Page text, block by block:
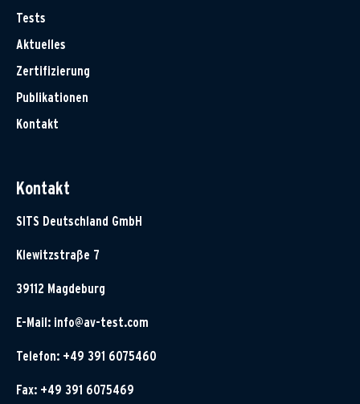
Tests
Aktuelles
Zertifizierung
Publikationen
Kontakt
Kontakt
SITS Deutschland GmbH
Klewitzstraße 7
39112 Magdeburg
E-Mail: info@av-test.com
Telefon: +49 391 6075460
Fax: +49 391 6075469